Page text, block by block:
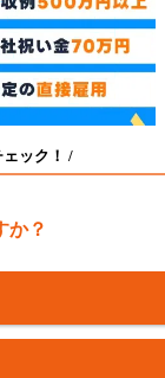
ェック！ /
か？